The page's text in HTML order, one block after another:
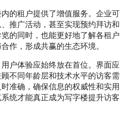
的租户提供了增值服务。企业可
推广活动，甚至实现预约拜访和
的同时，也能更好地了解各租户
作，形成共赢的生态环境。
户体验应始终放在首位。界面应
不同年龄层和技术水平的访客需
准确，确保信息的权威性和实用
统才能真正成为写字楼提升访客